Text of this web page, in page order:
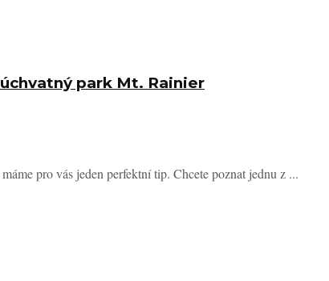
park Mt. Rainier
pro vás jeden perfektní tip. Chcete poznat jednu z ...